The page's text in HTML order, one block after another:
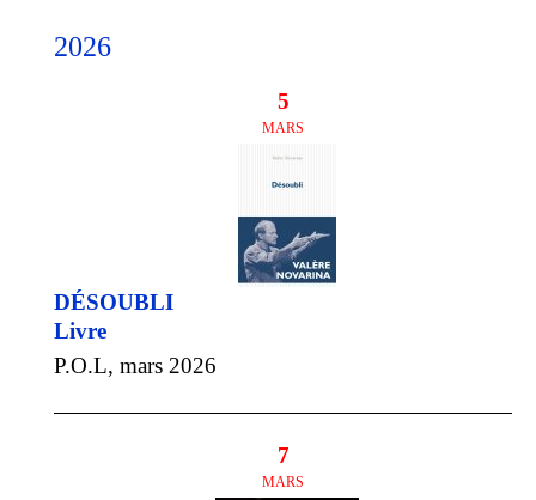
2026
5
MARS
DÉSOUBLI
Livre
P.O.L, mars 2026
7
MARS